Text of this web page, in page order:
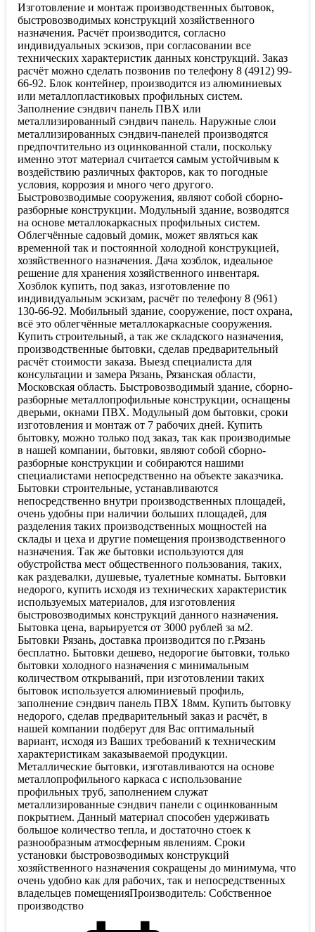
Изготовление и монтаж производственных бытовок,
быстровозводимых конструкций хозяйственного
назначения. Расчёт производится, согласно
индивидуальных эскизов, при согласовании все
технических характеристик данных конструкций. Заказ
расчёт можно сделать позвонив по телефону 8 (4912) 99-
66-92. Блок контейнер, производится из алюминиевых
или металлопластиковых профильных систем.
Заполнение сэндвич панель ПВХ или
металлизированный сэндвич панель. Наружные слои
металлизированных сэндвич-панелей производятся
предпочтительно из оцинкованной стали, поскольку
именно этот материал считается самым устойчивым к
воздействию различных факторов, как то погодные
условия, коррозия и много чего другого.
Быстровозводимые сооружения, являют собой сборно-
разборные конструкции. Модульный здание, возводятся
на основе металлокаркасных профильных систем.
Облегчённые садовый домик, может являться как
временной так и постоянной холодной конструкцией,
хозяйственного назначения. Дача хозблок, идеальное
решение для хранения хозяйственного инвентаря.
Хозблок купить, под заказ, изготовление по
индивидуальным эскизам, расчёт по телефону 8 (961)
130-66-92. Мобильный здание, сооружение, пост охрана,
всё это облегчённые металлокаркасные сооружения.
Купить строительный, а так же складского назначения,
производственные бытовки, сделав предварительный
расчёт стоимости заказа. Выезд специалиста для
консультации и замера Рязань, Рязанская области,
Московская область. Быстровозводимый здание, сборно-
разборные металлопрофильные конструкции, оснащены
дверьми, окнами ПВХ. Модульный дом бытовки, сроки
изготовления и монтаж от 7 рабочих дней. Купить
бытовку, можно только под заказ, так как производимые
в нашей компании, бытовки, являют собой сборно-
разборные конструкции и собираются нашими
специалистами непосредственно на объекте заказчика.
Бытовки строительные, устанавливаются
непосредственно внутри производственных площадей,
очень удобны при наличии больших площадей, для
разделения таких производственных мощностей на
склады и цеха и другие помещения производственного
назначения. Так же бытовки используются для
обустройства мест общественного пользования, таких,
как раздевалки, душевые, туалетные комнаты. Бытовки
недорого, купить исходя из технических характеристик
используемых материалов, для изготовления
быстровозводимых конструкций данного назначения.
Бытовка цена, варьируется от 3000 рублей за м2.
Бытовки Рязань, доставка производится по г.Рязань
бесплатно. Бытовки дешево, недорогие бытовки, только
бытовки холодного назначения с минимальным
количеством открываний, при изготовлении таких
бытовок используется алюминиевый профиль,
заполнение сэндвич панель ПВХ 18мм. Купить бытовку
недорого, сделав предварительный заказ и расчёт, в
нашей компании подберут для Вас оптимальный
вариант, исходя из Ваших требований к техническим
характеристикам заказываемой продукции.
Металлические бытовки, изготавливаются на основе
металлопрофильного каркаса с использование
профильных труб, заполнением служат
металлизированные сэндвич панели с оцинкованным
покрытием. Данный материал способен удерживать
большое количество тепла, и достаточно стоек к
разнообразным атмосферным явлениям. Сроки
установки быстровозводимых конструкций
хозяйственного назначения сокращены до минимума, что
очень удобно как для рабочих, так и непосредственных
владельцев помещенияПроизводитель: Собственное
производство